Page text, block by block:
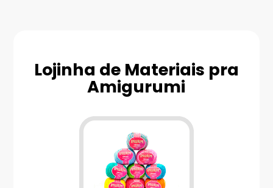
Lojinha de Materiais pra
Amigurumi